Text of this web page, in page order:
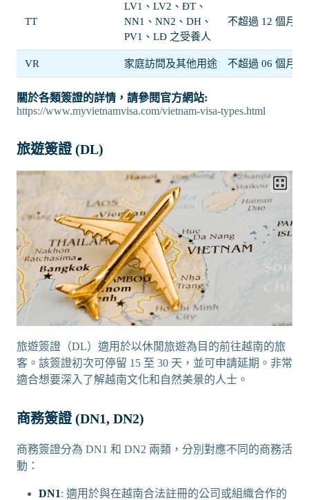
TT
LV1、LV2、ĐT、
NN1、NN2、DH、
PV1、LĐ 之受養人
不超過 12 個月
VR 家庭訪問及其他用途 不超過 06 個月
關於各類簽證的詳情，請參閱官方網站:
https://www.myvietnamvisa.com/vietnam-visa-types.html
旅遊簽證 (DL)
旅遊簽證（DL）適用於以休閒旅遊為目的前往越南的旅
客。該簽證初次可停留 15 至 30 天，並可申請延期。非常
適合想要深入了解越南文化和自然美景的人士。
商務簽證 (DN1, DN2)
商務簽證分為 DN1 和 DN2 兩類，分別對應不同的商務活
動：
DN1: 適用於與在越南合法註冊的公司或組織合作的